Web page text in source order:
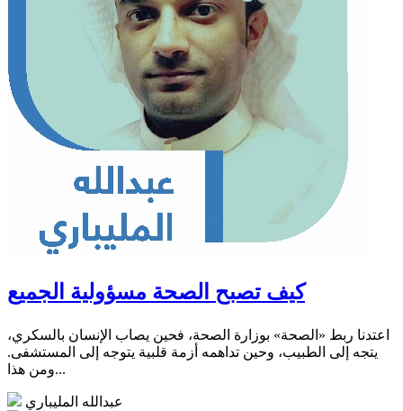
كيف تصبح الصحة مسؤولية الجميع
اعتدنا ربط «الصحة» بوزارة الصحة، فحين يصاب الإنسان بالسكري،
يتجه إلى الطبيب، وحين تداهمه أزمة قلبية يتوجه إلى المستشفى.
ومن هذا...
عبدالله المليباري